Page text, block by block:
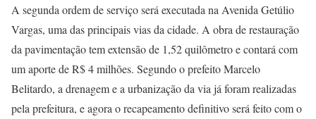
A segunda ordem de serviço será executada na Avenida Getúlio
Vargas, uma das principais vias da cidade. A obra de restauração
da pavimentação tem extensão de 1,52 quilômetro e contará com
um aporte de R$ 4 milhões. Segundo o prefeito Marcelo
Belitardo, a drenagem e a urbanização da via já foram realizadas
pela prefeitura, e agora o recapeamento definitivo será feito com o